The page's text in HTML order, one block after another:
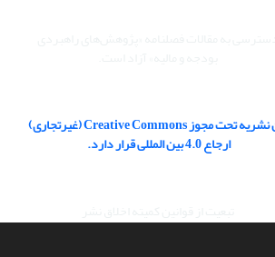
این نشریه تحت مجوز Creative Commons (غیرتجاری)
ارجاع 4.0 بین المللی قرار دارد.